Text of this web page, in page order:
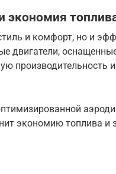
экономия
и комфорт, но и
двигатели,
производительность
экономию топлива и